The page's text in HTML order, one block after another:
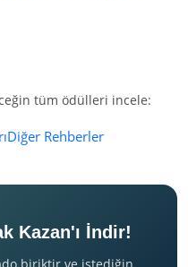
tüm ödülleri incele:
Diğer Rehberler
Kazan'ı İndir!
biriktir ve istediğin